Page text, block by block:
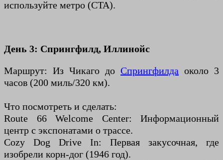
используйте метро (CTA).
День 3: Спрингфилд, Иллинойс
Маршрут: Из Чикаго до Спрингфилда около 3
часов (200 миль/320 км).
Что посмотреть и сделать:
Route 66 Welcome Center: Информационный
центр с экспонатами о трассе.
Cozy Dog Drive In: Первая закусочная, где
изобрели корн-дог (1946 год).